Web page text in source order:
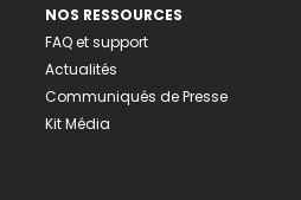
NOS RESSOURCES
FAQ et support
Actualités
Communiqués de Presse
Kit Média